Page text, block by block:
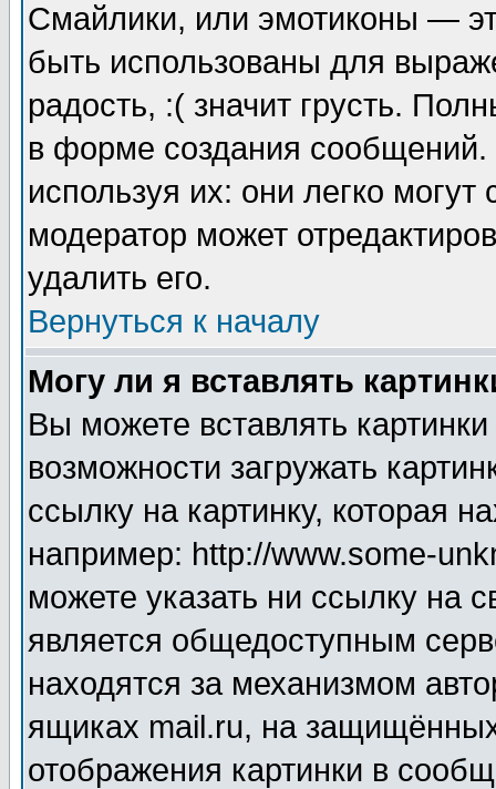
Смайлики, или эмотиконы —
быть использованы для
радость, :( значит грусть.
в форме создания сообщений.
используя их: они легко
модератор может
удалить его.
Вернуться к началу
Могу ли я вставлять
Вы можете вставлять
возможности загружать
ссылку на картинку, которая
например: http://www.some-
можете указать ни ссылку на
является общедоступным
находятся за механизмом
ящиках mail.ru, на
отображения картинки в